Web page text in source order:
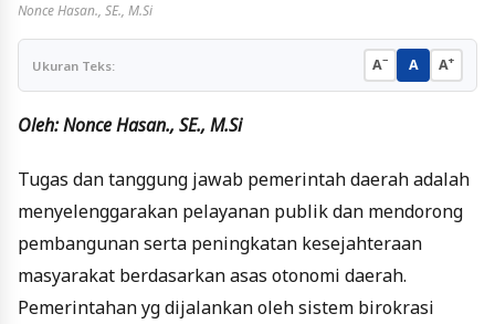
Nonce Hasan., SE., M.Si
Ukuran Teks: A− A A+
Oleh: Nonce Hasan., SE., M.Si
Tugas dan tanggung jawab pemerintah daerah adalah
menyelenggarakan pelayanan publik dan mendorong
pembangunan serta peningkatan kesejahteraan
masyarakat berdasarkan asas otonomi daerah.
Pemerintahan yg dijalankan oleh sistem birokrasi